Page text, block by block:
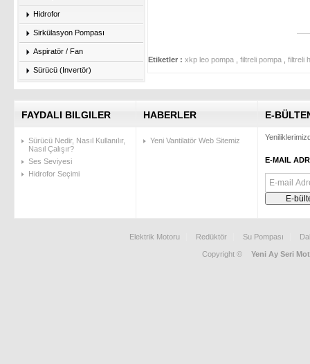
Hidrofor
Sirkülasyon Pompası
Aspiratör / Fan
Sürücü (Invertör)
Etiketler : xkp leo pompa filtreli pompa filtreli
FAYDALI BILGILER
Sürücü Nedir, Nasıl Kullanılır,
Nasıl Çalışır?
Ses Seviyesi
Hidrofor Seçimi
HABERLER
Yeni Vantilatör Web Sitemiz
E-
E-MAIL
Elektrik Motoru Redüktör Su Pompası
Copyright © Yeni Ay Seri